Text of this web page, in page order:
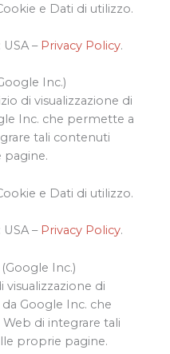
e Dati di utilizzo.
– Privacy Policy.
Inc.)
di visualizzazione di
Inc. che permette a
tali contenuti
pagine.
e Dati di utilizzo.
– Privacy Policy.
Inc.)
visualizzazione di
Google Inc. che
di integrare tali
proprie pagine.